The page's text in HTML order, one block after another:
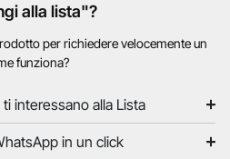
alla lista"?
per richiedere velocemente un
funziona?
interessano alla Lista
in un click